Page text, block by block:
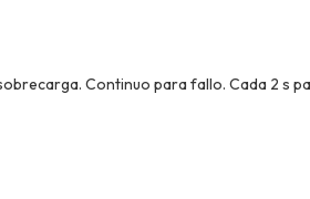
Continuo para fallo. Cada 2 s